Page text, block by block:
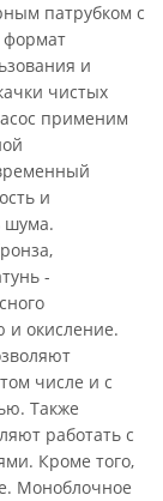
патрубком с
и
чистых
применим
и
шума.
-
и окисление.
числе и с
Также
работать с
Кроме того,
Моноблочное